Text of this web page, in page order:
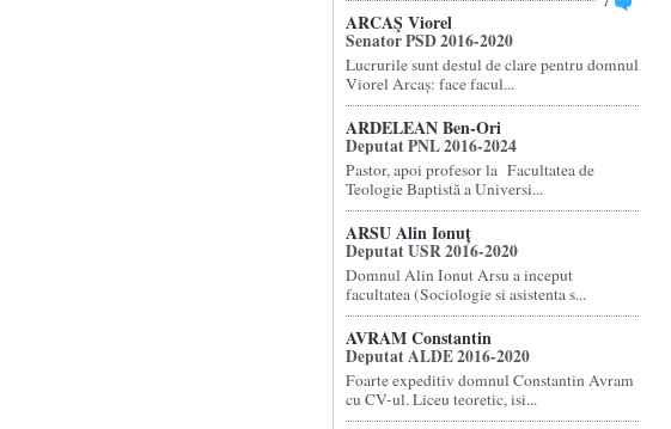
ARCAŞ Viorel
Senator PSD 2016-2020
Lucrurile sunt destul de clare pentru domnul
Viorel Arcaș: face facul...
ARDELEAN Ben-Ori
Deputat PNL 2016-2024
Pastor, apoi profesor la Facultatea de
Teologie Baptistă a Universi...
ARSU Alin Ionuț
Deputat USR 2016-2020
Domnul Alin Ionut Arsu a inceput
facultatea (Sociologie si asistenta s...
AVRAM Constantin
Deputat ALDE 2016-2020
Foarte expeditiv domnul Constantin Avram
cu CV-ul. Liceu teoretic, isi...